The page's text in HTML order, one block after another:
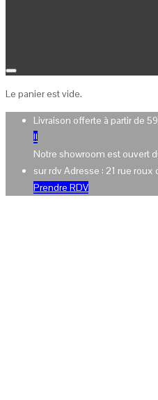
Le panier est vide.
Livraison offerte à partir de
!!
Notre showroom est ouvert
sur rdv Adresse : 21 rue
Prendre RDV